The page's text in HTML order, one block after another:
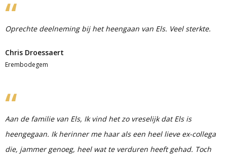
Oprechte deelneming bij het heengaan van Els. Veel sterkte.
Chris Droessaert
Erembodegem
Aan de familie van Els, Ik vind het zo vreselijk dat Els is
heengegaan. Ik herinner me haar als een heel lieve ex-collega
die, jammer genoeg, heel wat te verduren heeft gehad. Toch